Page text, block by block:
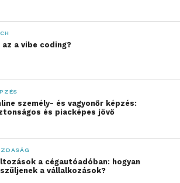
az a vibe coding?
személy- és vagyonőr képzés:
és piacképes jövő
a cégautóadóban: hogyan
a vállalkozások?